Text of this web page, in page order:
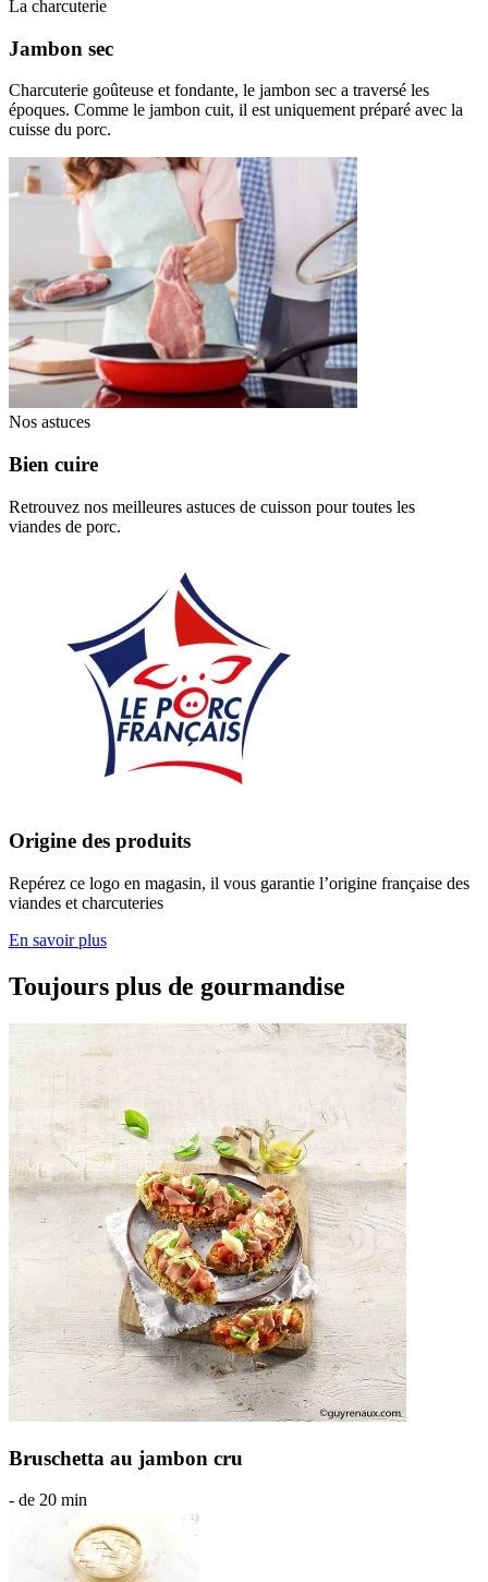
La charcuterie
Jambon sec
Charcuterie goûteuse et fondante, le jambon sec a traversé les
époques. Comme le jambon cuit, il est uniquement préparé avec la
cuisse du porc.
Nos astuces
Bien cuire
Retrouvez nos meilleures astuces de cuisson pour toutes les
viandes de porc.
Origine des produits
Repérez ce logo en magasin, il vous garantie l’origine française des
viandes et charcuteries
En savoir plus
Toujours plus de gourmandise
Bruschetta au jambon cru
- de 20 min